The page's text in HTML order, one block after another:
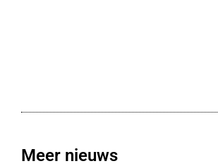
Meer nieuws